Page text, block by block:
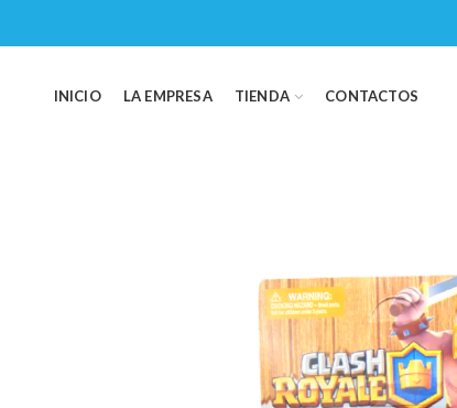
INICIO LA EMPRESA TIENDA CONTACTOS